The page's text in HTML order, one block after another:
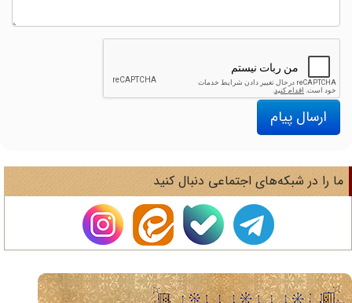
ارسال پیام
را در شبکه‌های اجتماعی دنبال کنید